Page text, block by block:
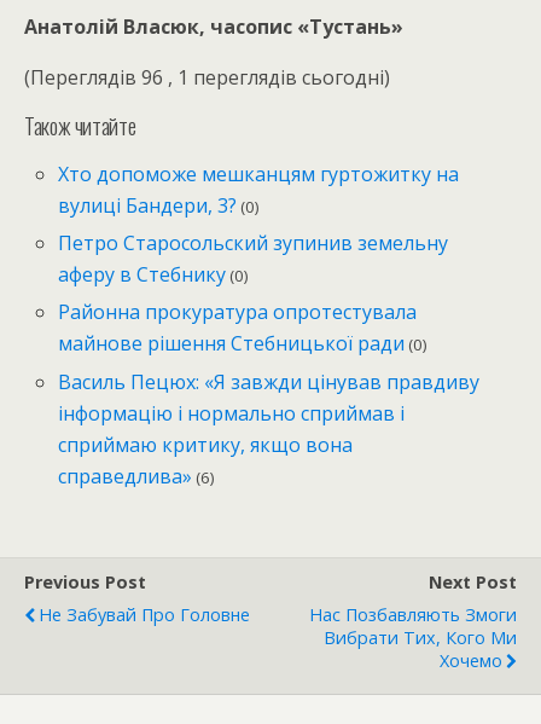
Анатолій Власюк, часопис «Тустань»
(Переглядів 96 , 1 переглядів сьогодні)
Також читайте
Хто допоможе мешканцям гуртожитку на
вулиці Бандери, 3? (0)
Петро Старосольский зупинив земельну
аферу в Стебнику (0)
Районна прокуратура опротестувала
майнове рішення Стебницької ради (0)
Василь Пецюх: «Я завжди цінував правдиву
інформацію і нормально сприймав і
сприймаю критику, якщо вона
справедлива» (6)
Previous Post
Не Забувай Про Головне
Next Post
Нас Позбавляють Змоги
Вибрати Тих, Кого Ми
Хочемо